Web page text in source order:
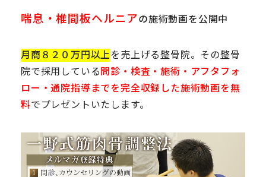
喘息・椎間板ヘルニアの施術動画を公開中
月商８２０万円以上を売上げる整骨院。その整骨
院で採用している 問診・検査・施術・アフタフォ
ロー・通院指導までを完全収録した施術動画を無
料でプレゼントいたします。